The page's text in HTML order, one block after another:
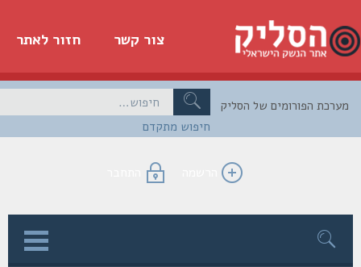
חזור לאתר צור קשר
חיפוש מתקדם
הפורומים של הסליק
הרשמה התחבר